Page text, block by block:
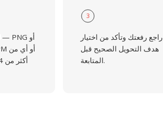
3
راجع رفعتك وتأكد من اختيار
هدف التحويل الصحيح قبل
المتابعة.